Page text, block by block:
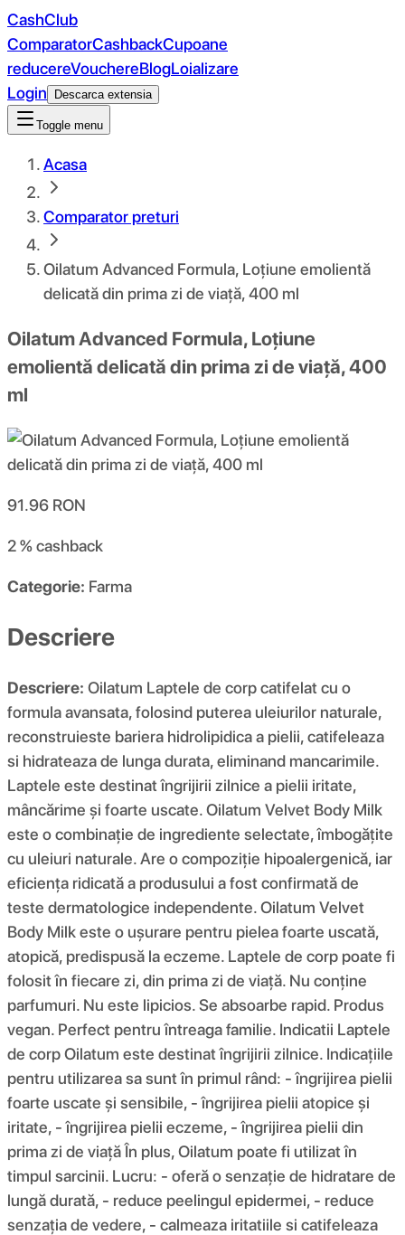
CashClub
ComparatorCashbackCupoane
reducereVouchereBlogLoializare
Login
Descarca extensia
Toggle menu
Acasa
Comparator preturi
Oilatum Advanced Formula, Loțiune emolientă
delicată din prima zi de viață, 400 ml
Oilatum Advanced Formula, Loțiune
emolientă delicată din prima zi de viață, 400
ml
91.96 RON
2 %cashback
Categorie: Farma
Descriere
Descriere: Oilatum Laptele de corp catifelat cu o
formula avansata, folosind puterea uleiurilor naturale,
reconstruieste bariera hidrolipidica a pielii, catifeleaza
si hidrateaza de lunga durata, eliminand mancarimile.
Laptele este destinat îngrijirii zilnice a pielii iritate,
mâncărime și foarte uscate. Oilatum Velvet Body Milk
este o combinație de ingrediente selectate, îmbogățite
cu uleiuri naturale. Are o compoziție hipoalergenică, iar
eficiența ridicată a produsului a fost confirmată de
teste dermatologice independente. Oilatum Velvet
Body Milk este o ușurare pentru pielea foarte uscată,
atopică, predispusă la eczeme. Laptele de corp poate fi
folosit în fiecare zi, din prima zi de viață. Nu conține
parfumuri. Nu este lipicios. Se absoarbe rapid. Produs
vegan. Perfect pentru întreaga familie. Indicatii Laptele
de corp Oilatum este destinat îngrijirii zilnice. Indicațiile
pentru utilizarea sa sunt în primul rând: - îngrijirea pielii
foarte uscate și sensibile, - îngrijirea pielii atopice și
iritate, - îngrijirea pielii eczeme, - îngrijirea pielii din
prima zi de viață În plus, Oilatum poate fi utilizat în
timpul sarcinii. Lucru: - oferă o senzație de hidratare de
lungă durată, - reduce peelingul epidermei, - reduce
senzația de vedere, - calmeaza iritatiile si catifeleaza